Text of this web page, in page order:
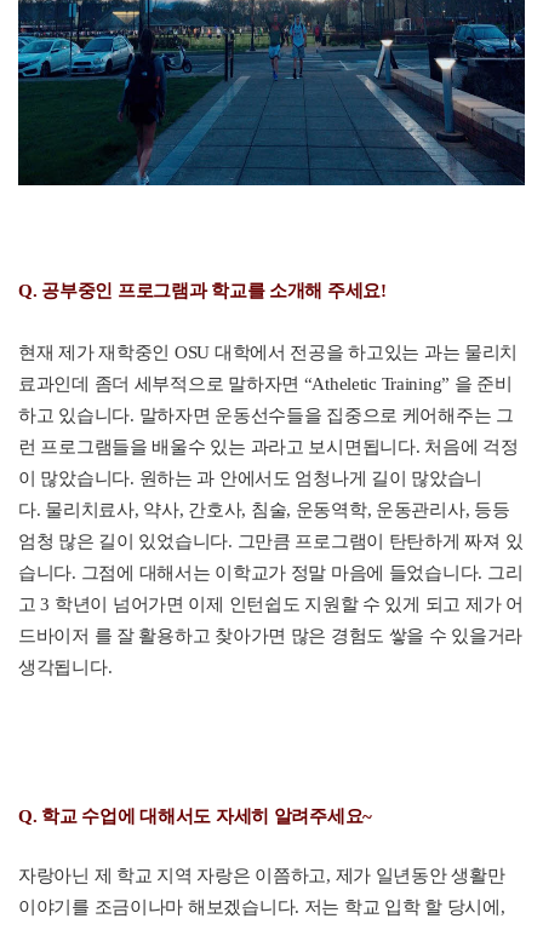
Q. 공부중인 프로그램과 학교를 소개해 주세요!
현재 제가 재학중인 OSU 대학에서 전공을 하고있는 과는 물리치
료과인데 좀더 세부적으로 말하자면 “Atheletic Training” 을 준비
하고 있습니다. 말하자면 운동선수들을 집중으로 케어해주는 그
런 프로그램들을 배울수 있는 과라고 보시면됩니다. 처음에 걱정
이 많았습니다. 원하는 과 안에서도 엄청나게 길이 많았습니
다. 물리치료사, 약사, 간호사, 침술, 운동역학, 운동관리사, 등등
엄청 많은 길이 있었습니다. 그만큼 프로그램이 탄탄하게 짜져 있
습니다. 그점에 대해서는 이학교가 정말 마음에 들었습니다. 그리
고 3 학년이 넘어가면 이제 인턴쉽도 지원할 수 있게 되고 제가 어
드바이저 를 잘 활용하고 찾아가면 많은 경험도 쌓을 수 있을거라
생각됩니다.
Q. 학교 수업에 대해서도 자세히 알려주세요~
자랑아닌 제 학교 지역 자랑은 이쯤하고, 제가 일년동안 생활만
이야기를 조금이나마 해보겠습니다. 저는 학교 입학 할 당시에 ,